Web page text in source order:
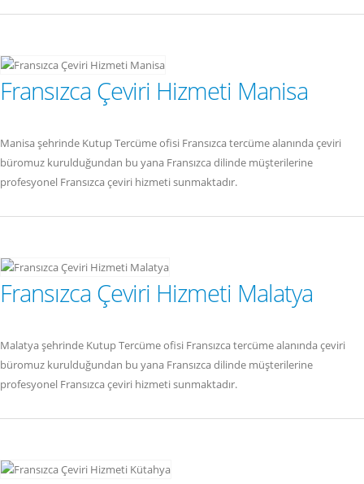
Fransızca Çeviri Hizmeti Manisa
Manisa şehrinde Kutup Tercüme ofisi Fransızca tercüme alanında çeviri
büromuz kurulduğundan bu yana Fransızca dilinde müşterilerine
profesyonel Fransızca çeviri hizmeti sunmaktadır.
Fransızca Çeviri Hizmeti Malatya
Malatya şehrinde Kutup Tercüme ofisi Fransızca tercüme alanında çeviri
büromuz kurulduğundan bu yana Fransızca dilinde müşterilerine
profesyonel Fransızca çeviri hizmeti sunmaktadır.